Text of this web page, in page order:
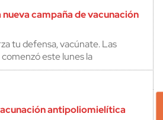
nueva campaña de vacunación
tu defensa, vacúnate. Las
este lunes la
antipoliomielítica